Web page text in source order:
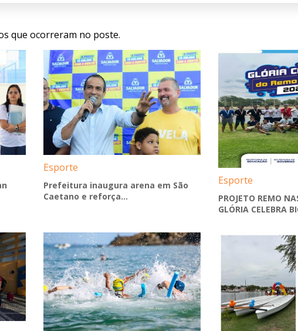
que ocorreram no poste.
Esporte
Prefeitura inaugura arena em São
Caetano e reforça...
Esporte
PROJETO REMO
GLÓRIA CELEBRA